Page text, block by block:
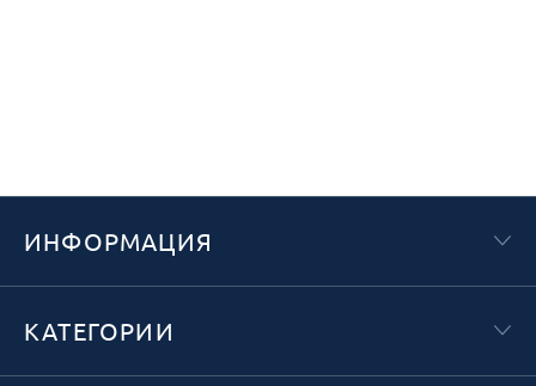
ИНФОРМАЦИЯ
КАТЕГОРИИ